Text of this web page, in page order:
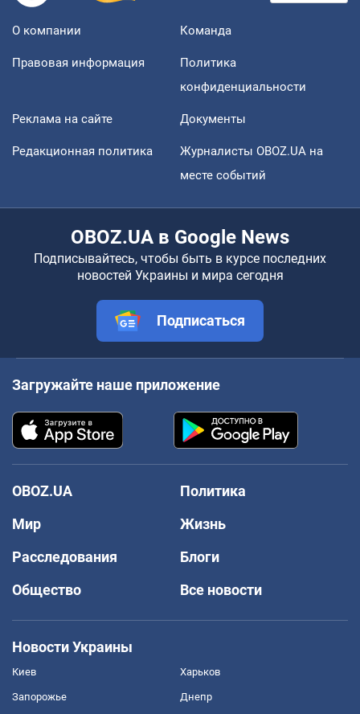
О компании Команда
Правовая информация
Политика
конфиденциальности
Реклама на сайте Документы
Редакционная политика
Журналисты OBOZ.UA на
месте событий
OBOZ.UA в Google News
Подписывайтесь, чтобы быть в курсе последних
новостей Украины и мира сегодня
Подписаться
Загружайте наше приложение
OBOZ.UA
Политика
Мир
Жизнь
Расследования
Блоги
Общество
Все новости
Новости Украины
Киев Харьков
Запорожье Днепр